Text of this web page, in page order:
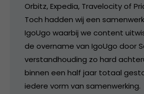
Orbitz, Expedia, Travelocity of
Toch hadden wij een
IgoUgo waarbij we content
de overname van IgoUgo door
verstandhouding zo hard
binnen een half jaar totaal
iedere vorm van samenwerking.